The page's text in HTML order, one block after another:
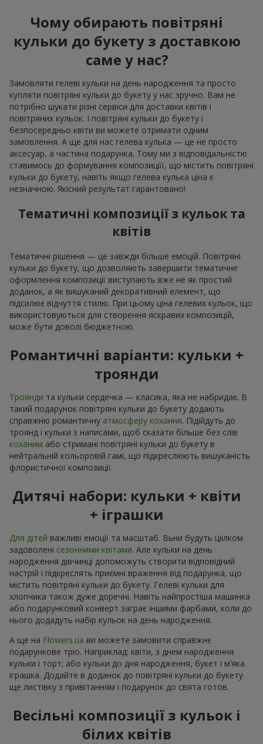
Чому обирають повітряні
кульки до букету з доставкою
саме у нас?
Замовляти гелеві кульки на день народження та просто
купляти повітряні кульки до букету у нас зручно. Вам не
потрібно шукати різні сервіси для доставки квітів і
повітряних кульок. І повітряні кульки до букету і
безпосередньо квіти ви можете отримати одним
замовлення. А ще для нас гелева кулька — це не просто
аксесуар, а частина подарунка. Тому ми з відповідальністю
ставимось до формування композиціїї, що містить повітряні
кульки до букету, навіть якщо гелева кулька ціна є
незначною. Якісний результат гарантовано!
Тематичні композиції з кульок та
квітів
Тематичні рішення — це завжди більше емоцій. Повітряні
кульки до букету, що дозволяють завершити тематичне
оформлення композиції виступають вже не як простий
доданок, а як вишуканий декоративний елемент, що
підсилює відчуття стилю. При цьому ціна гелевих кульок, що
використовуються для створення яскравих композицій,
може бути доволі бюджетною.
Романтичні варіанти: кульки +
троянди
Троянди та кульки сердечка — класика, яка не набридає. В
такий подарунок повітряні кульки до букету додають
справжню романтичну атмосферу кохання. Підійдуть до
троянд і кульки з написами, щоб сказати більше без слів
коханим або стримані повітряні кульки до букету в
нейтральній кольоровій гамі, що підкреслюють вишуканість
флористичної композиції.
Дитячі набори: кульки + квіти
+ іграшки
Для дітей важливі емоції та масштаб. Вьни будуть ціілком
задоволені сезонними квітами. Але кульки на день
народження дівчинці допоможуть створити відповідний
настрій і підкреслять приємні враження від подарунка, що
містить повітряні кульки до букету. Гелеві кульки для
хлопчика також дуже доречні. Навіть найпростіша машинка
або подарунковий конверт заграє іншими фарбами, коли до
нього додадуть набір кульок на день народження.
А ще на Flowers.ua ви можете замовити справжнє
подарункове тріо. Наприклад: квіти, з днем народження
кульки і торт; або кульки до дня народження, букет і м’яка
іграшка. Додайте в доданок до повітряні кульки до букету
ще листівку з привітанням і подарунок до свята готов.
Весільні композиції з кульок і
білих квітів